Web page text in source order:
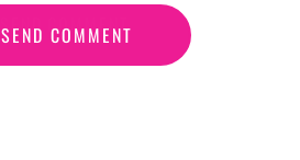
SEND COMMENT
SEND COMMENT